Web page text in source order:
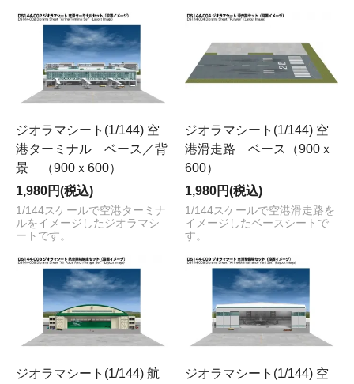
ジオラマシート(1/144) 空
港ターミナル ベース／背
景 （900ｘ600）
1,980円(税込)
1/144スケールで空港ターミナ
ルをイメージしたジオラマシ
ートです。
ジオラマシート(1/144) 空
港滑走路 ベース（900ｘ
600）
1,980円(税込)
1/144スケールで空港滑走路を
イメージしたベースシートで
す。
ジオラマシート(1/144) 航
ジオラマシート(1/144) 空